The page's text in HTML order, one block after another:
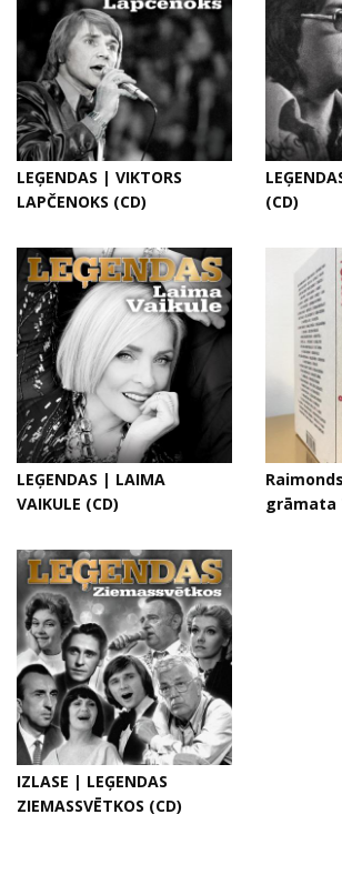
LEĢENDAS | VIKTORS
LAPČENOKS (CD)
(CD)
LEĢENDAS | LAIMA
VAIKULE (CD)
grāmata
IZLASE | LEĢENDAS
ZIEMASSVĒTKOS (CD)